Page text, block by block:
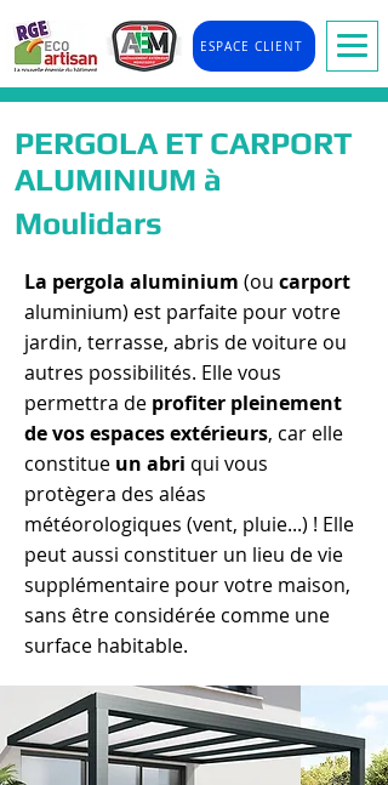
ESPACE CLIENT
PERGOLA ET CARPORT
ALUMINIUM à
Moulidars
La pergola aluminium (ou carport
aluminium) est parfaite pour votre
jardin, terrasse, abris de voiture ou
autres possibilités. Elle vous
permettra de profiter pleinement
de vos espaces extérieurs, car elle
constitue un abri qui vous
protègera des aléas
météorologiques (vent, pluie...) ! Elle
peut aussi constituer un lieu de vie
supplémentaire pour votre maison,
sans être considérée comme une
surface habitable.